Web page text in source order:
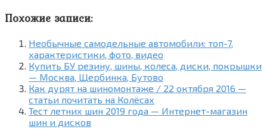
Похожие записи:
Необычные самодельные автомобили: топ-7,
характеристики, фото, видео
Купить БУ резину, шины, колеса, диски, покрышки
— Москва, Щербинка, Бутово
Как дурят на шиномонтаже / 22 октября 2016 —
статьи почитать на Колёсах
Тест летних шин 2019 года — Интернет-магазин
шин и дисков